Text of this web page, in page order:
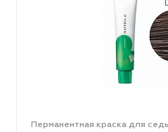
Перманентная краска для